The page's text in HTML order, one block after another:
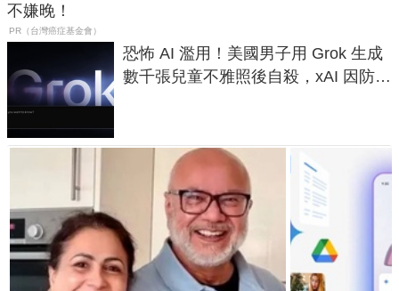
不嫌晚！
PR（台灣癌症基金會）
恐怖 AI 濫用！美國男子用 Grok 生成
數千張兒童不雅照後自殺，xAI 因防護